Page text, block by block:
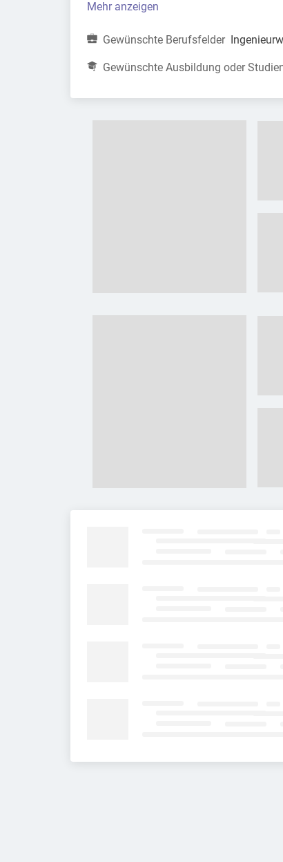
Mehr anzeigen
Gewünschte Berufsfelder
Gewünschte Ausbildung oder